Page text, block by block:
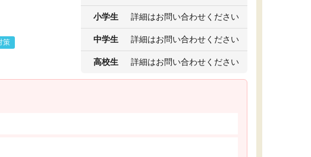
策
小学生 詳細はお問い合わせください
中学生 詳細はお問い合わせください
高校生 詳細はお問い合わせください